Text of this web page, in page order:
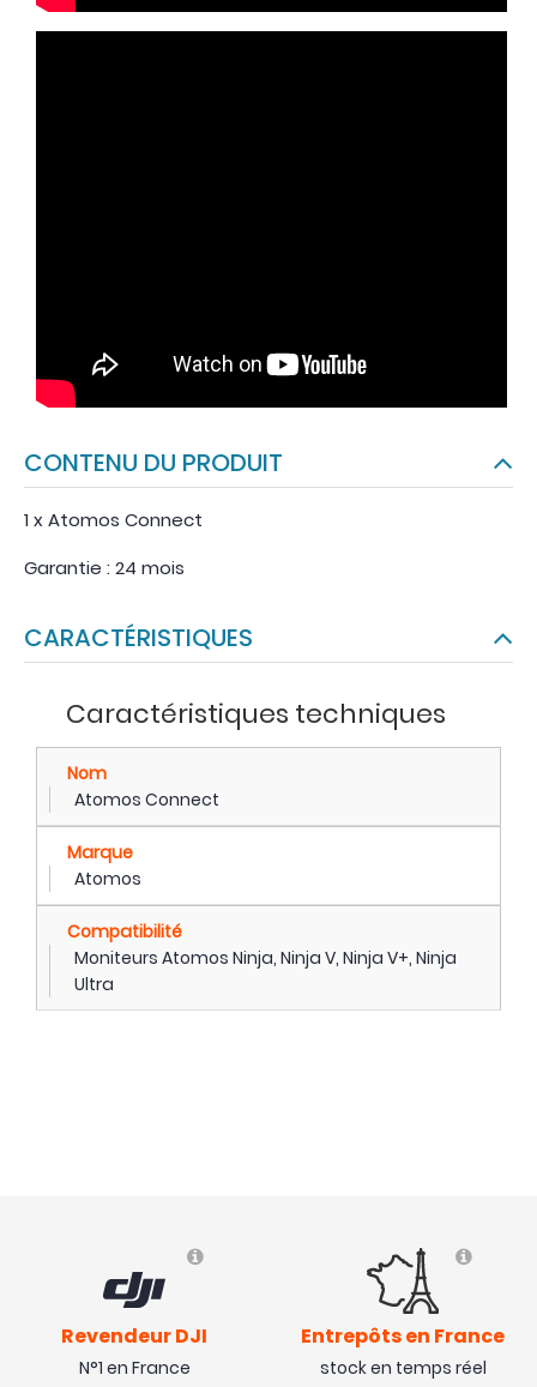
CONTENU DU PRODUIT
1 x Atomos Connect
Garantie : 24 mois
CARACTÉRISTIQUES
Caractéristiques techniques
Nom
Atomos Connect
Marque
Atomos
Compatibilité
Moniteurs Atomos Ninja, Ninja V, Ninja V+, Ninja
Ultra
Revendeur DJI
N°1 en France
Entrepôts en France
stock en temps réel